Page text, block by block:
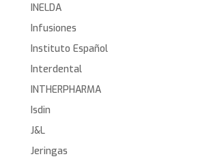
INELDA
Infusiones
Instituto Español
Interdental
INTHERPHARMA
Isdin
J&L
Jeringas